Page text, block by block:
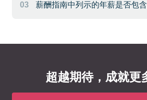
03 薪酬指南中列示的年薪是否包
超越期待，成就更